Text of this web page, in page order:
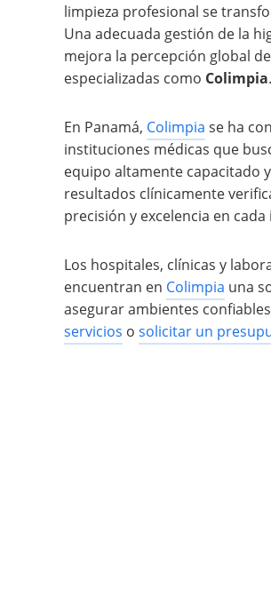
limpieza profesional se
Una adecuada gestión de la
mejora la percepción global
especializadas como Colimpia.
En Panamá, Colimpia se ha
instituciones médicas que
equipo altamente capacitado
resultados clínicamente
precisión y excelencia en
Los hospitales, clínicas y
encuentran en Colimpia una
asegurar ambientes
servicios o solicitar un